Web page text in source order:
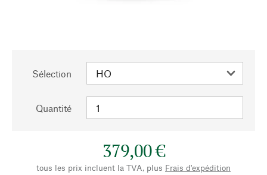
Sélection
Quantité
379,00 €
tous les prix incluent la TVA, plus Frais d'expédition